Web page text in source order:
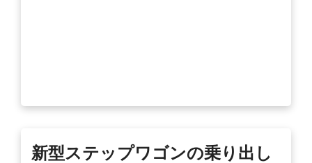
新型ステップワゴンの乗り出し